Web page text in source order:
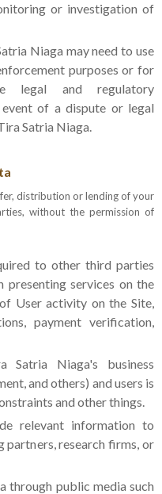
or investigation of
Niaga may need to use
purposes or for
legal and regulatory
of a dispute or legal
Satria Niaga.
distribution or lending of your
without the permission of
to other third parties
presenting services on the
User activity on the Site,
payment verification,
Satria Niaga's business
and others) and users is
and other things.
relevant information to
partners, research firms, or
through public media such